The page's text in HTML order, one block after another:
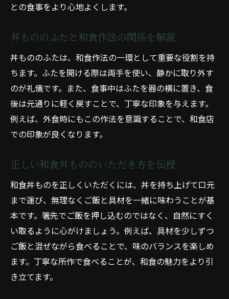
との食事をより心地よくします。
丼もののふたと和食作法の関係を解説
丼もののふたは、和食作法の一環として重要な役割を持
ちます。ふたを開ける際は両手を使い、静かに取り外す
のが礼儀です。また、食事中はふたを器の横に置き、食
後は元通りに軽く戻すことで、丁寧な印象を与えます。
例えば、外食時にもこの作法を意識することで、和食店
での印象が良くなります。
正しい和食丼もののいただき方を伝授
和食丼ものを正しくいただくには、丼を持ち上げて口元
まで運び、無理なくご飯と具材を一緒に味わうことが基
本です。箸先でご飯を押し込むのではなく、自然にすく
い取るように心がけましょう。例えば、具材を少しずつ
ご飯と混ぜながら食べることで、味のバランスを楽しめ
ます。丁寧な所作で食べることが、和食の魅力をより引
き立てます。